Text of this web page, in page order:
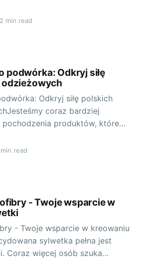
wyróżniać się z tłumu.
dla kobiet jest świetnym
2 min read
podwórka: Odkryj siłę
Odkryj siłę polskich
coraz bardziej
produktów, które
się zdrowiej, wybieramy
artykuły spożywcze, ale co z
min read
- Twoje wsparcie w
- Twoje wsparcie w kreowaniu
sylwetka pełna jest
Coraz więcej osób szuka
im wyeksponować te